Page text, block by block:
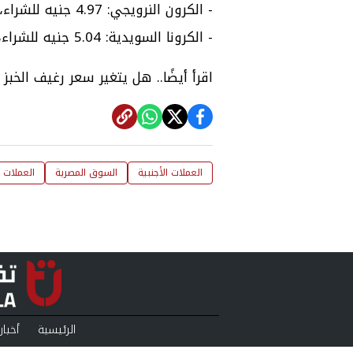
- الكرون النرويجي: 4.97 جنيه للشراء، و4.99 جنيه للبيع.
- الكرونا السويدية: 5.04 جنيه للشراء، و5.08 جنيه للبيع.
اقرأ أيضًا.. هل يتغير سعر رغيف
العملات الأجنبية السوق المصرية العملات
الرئيسية أخبار